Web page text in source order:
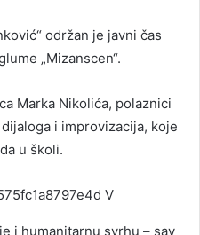
održan je javni čas
„Mizanscen“.
Marka Nikolića, polaznici
i improvizacija, koje
u školi.
i humanitarnu svrhu – sav